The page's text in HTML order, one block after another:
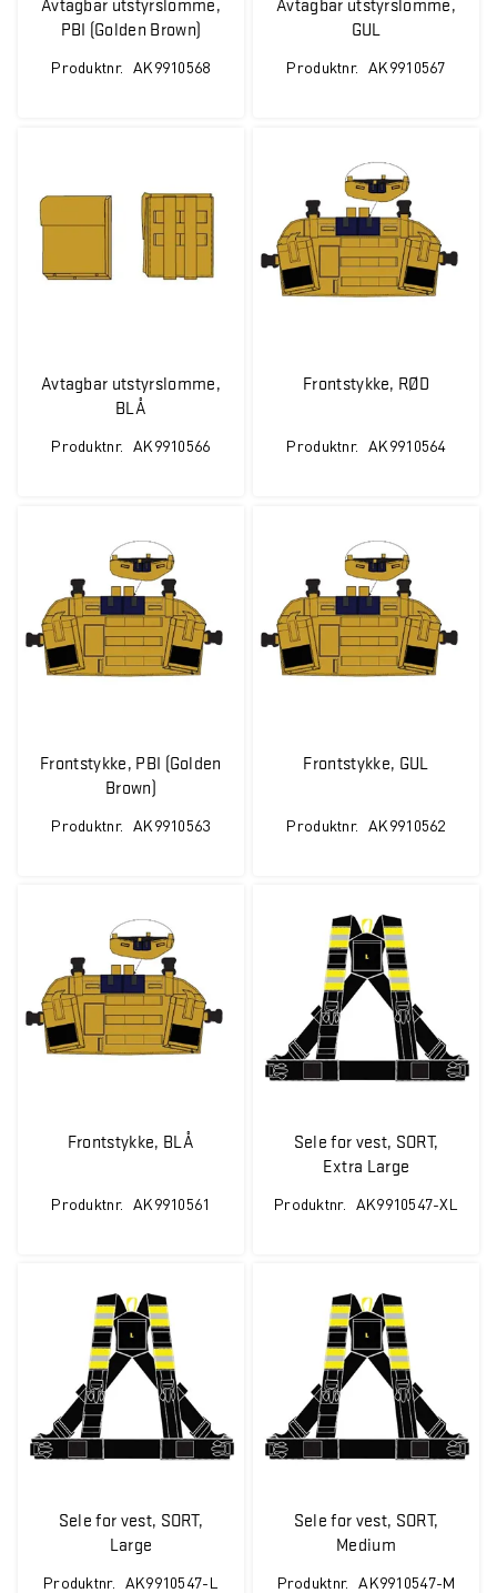
PBI (Golden Brown)
Produktnr. AK9910568
GUL
Produktnr. AK9910567
Avtagbar utstyrslomme,
BLÅ
Produktnr. AK9910566
Frontstykke, RØD
Produktnr. AK9910564
Frontstykke, PBI (Golden
Brown)
Produktnr. AK9910563
Frontstykke, GUL
Produktnr. AK9910562
Frontstykke, BLÅ
Produktnr. AK9910561
Sele for vest, SORT,
Extra Large
Produktnr. AK9910547-XL
Sele for vest, SORT,
Large
Produktnr. AK9910547-L
Sele for vest, SORT,
Medium
Produktnr. AK9910547-M